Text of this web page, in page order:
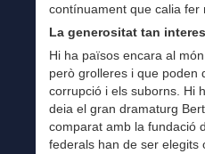
contínuament que calia fer
La generositat tan
Hi ha països encara al
però grolleres i que poden
corrupció i els suborns. Hi
deia el gran dramaturg
comparat amb la fundació
federals han de ser elegits